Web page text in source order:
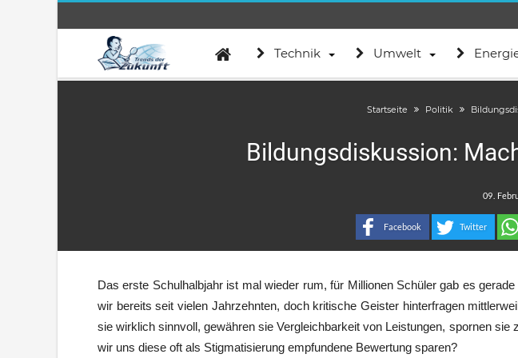
Technik Umwelt
Startseite Politik
Bildungsdiskussion:
Facebook Twitter
Das erste Schulhalbjahr ist mal wieder rum, für Millionen Schüler gab es
wir bereits seit vielen Jahrzehnten, doch kritische Geister hinterfragen
sie wirklich sinnvoll, gewähren sie Vergleichbarkeit von Leistungen, spornen sie
wir uns diese oft als Stigmatisierung empfundene Bewertung sparen?